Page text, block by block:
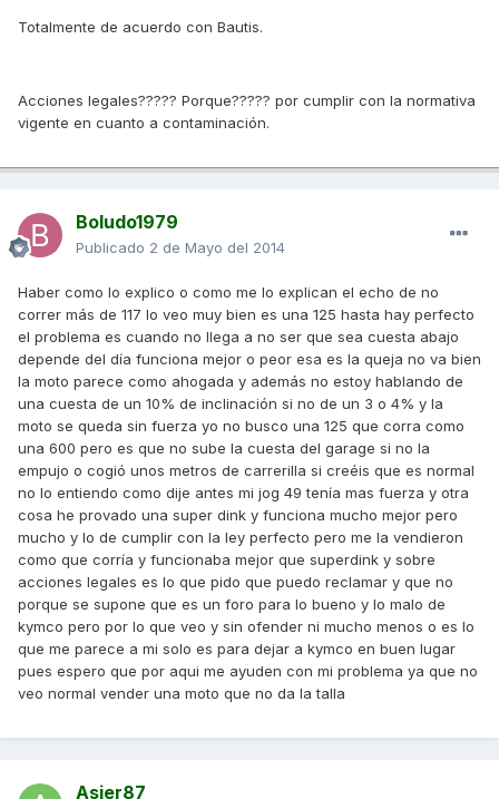
Totalmente de acuerdo con Bautis.
Acciones legales????? Porque????? por cumplir con la normativa
vigente en cuanto a contaminación.
Boludo1979
Publicado 2 de Mayo del 2014
Haber como lo explico o como me lo explican el echo de no
correr más de 117 lo veo muy bien es una 125 hasta hay perfecto
el problema es cuando no llega a no ser que sea cuesta abajo
depende del día funciona mejor o peor esa es la queja no va bien
la moto parece como ahogada y además no estoy hablando de
una cuesta de un 10% de inclinación si no de un 3 o 4% y la
moto se queda sin fuerza yo no busco una 125 que corra como
una 600 pero es que no sube la cuesta del garage si no la
empujo o cogió unos metros de carrerilla si creéis que es normal
no lo entiendo como dije antes mi jog 49 tenía mas fuerza y otra
cosa he provado una super dink y funciona mucho mejor pero
mucho y lo de cumplir con la ley perfecto pero me la vendieron
como que corría y funcionaba mejor que superdink y sobre
acciones legales es lo que pido que puedo reclamar y que no
porque se supone que es un foro para lo bueno y lo malo de
kymco pero por lo que veo y sin ofender ni mucho menos o es lo
que me parece a mi solo es para dejar a kymco en buen lugar
pues espero que por aqui me ayuden con mi problema ya que no
veo normal vender una moto que no da la talla
Asier87